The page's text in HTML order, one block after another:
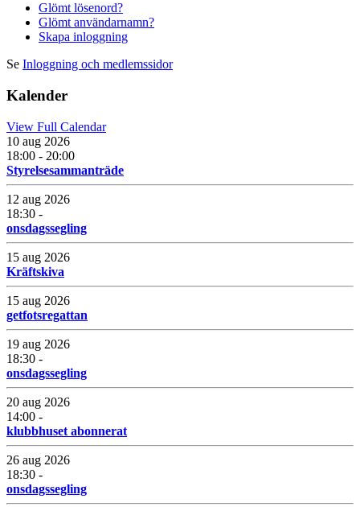
Glömt lösenord?
Glömt användarnamn?
Skapa inloggning
Se Inloggning och medlemssidor
Kalender
View Full Calendar
10 aug 2026
18:00 - 20:00
Styrelsesammanträde
12 aug 2026
18:30 -
onsdagssegling
15 aug 2026
Kräftskiva
15 aug 2026
getfotsregattan
19 aug 2026
18:30 -
onsdagssegling
20 aug 2026
14:00 -
klubbhuset abonnerat
26 aug 2026
18:30 -
onsdagssegling